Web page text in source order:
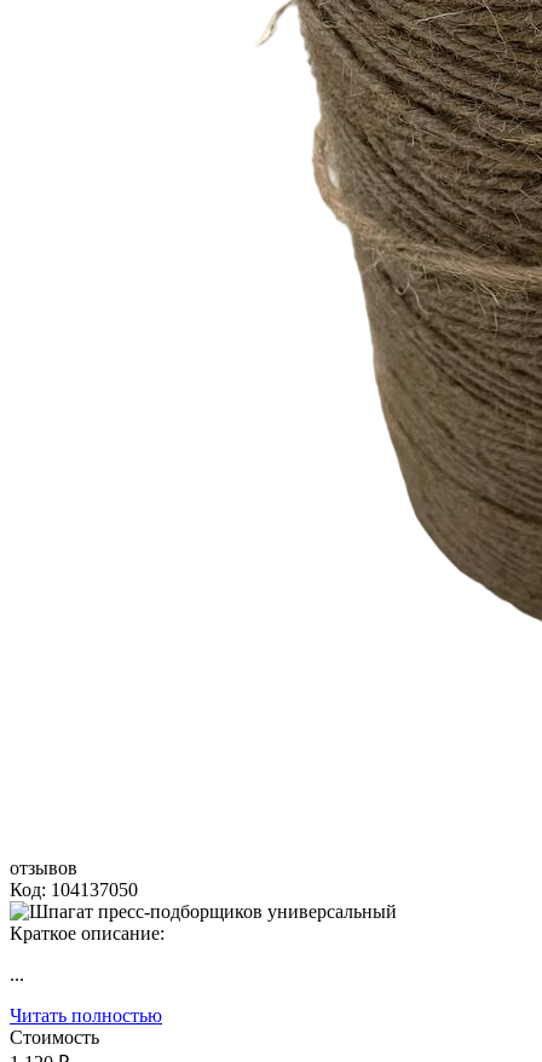
отзывов
Код: 104137050
Краткое описание:
...
Читать полностью
Стоимость